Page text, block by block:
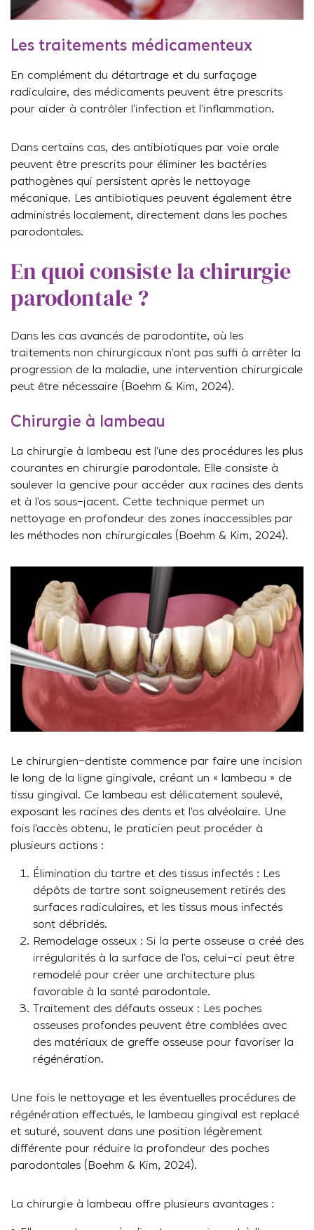
Les traitements médicamenteux
En complément du détartrage et du surfaçage
radiculaire, des médicaments peuvent être prescrits
pour aider à contrôler l’infection et l’inflammation.
Dans certains cas, des antibiotiques par voie orale
peuvent être prescrits pour éliminer les bactéries
pathogènes qui persistent après le nettoyage
mécanique. Les antibiotiques peuvent également être
administrés localement, directement dans les poches
parodontales.
En quoi consiste la chirurgie
parodontale ?
Dans les cas avancés de parodontite, où les
traitements non chirurgicaux n’ont pas suffi à arrêter la
progression de la maladie, une intervention chirurgicale
peut être nécessaire (Boehm & Kim, 2024).
Chirurgie à lambeau
La chirurgie à lambeau est l’une des procédures les plus
courantes en chirurgie parodontale. Elle consiste à
soulever la gencive pour accéder aux racines des dents
et à l’os sous-jacent. Cette technique permet un
nettoyage en profondeur des zones inaccessibles par
les méthodes non chirurgicales (Boehm & Kim, 2024).
Le chirurgien-dentiste commence par faire une incision
le long de la ligne gingivale, créant un « lambeau » de
tissu gingival. Ce lambeau est délicatement soulevé,
exposant les racines des dents et l’os alvéolaire. Une
fois l’accès obtenu, le praticien peut procéder à
plusieurs actions :
Élimination du tartre et des tissus infectés : Les
dépôts de tartre sont soigneusement retirés des
surfaces radiculaires, et les tissus mous infectés
sont débridés.
Remodelage osseux : Si la perte osseuse a créé des
irrégularités à la surface de l’os, celui-ci peut être
remodelé pour créer une architecture plus
favorable à la santé parodontale.
Traitement des défauts osseux : Les poches
osseuses profondes peuvent être comblées avec
des matériaux de greffe osseuse pour favoriser la
régénération.
Une fois le nettoyage et les éventuelles procédures de
régénération effectués, le lambeau gingival est replacé
et suturé, souvent dans une position légèrement
différente pour réduire la profondeur des poches
parodontales (Boehm & Kim, 2024).
La chirurgie à lambeau offre plusieurs avantages :